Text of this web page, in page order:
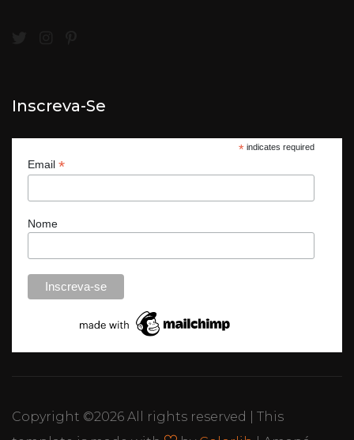
Inscreva-Se
*indicates required
Email *
Nome
Copyright ©2026 All rights reserved | This